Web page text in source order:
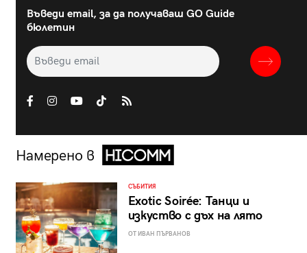
Въведи email, за да получаваш GO Guide
бюлетин
Намерено в
СЪБИТИЯ
Exotic Soirée: Танци и
изкуство с дъх на лято
ОТ ИВАН ПЪРВАНОВ